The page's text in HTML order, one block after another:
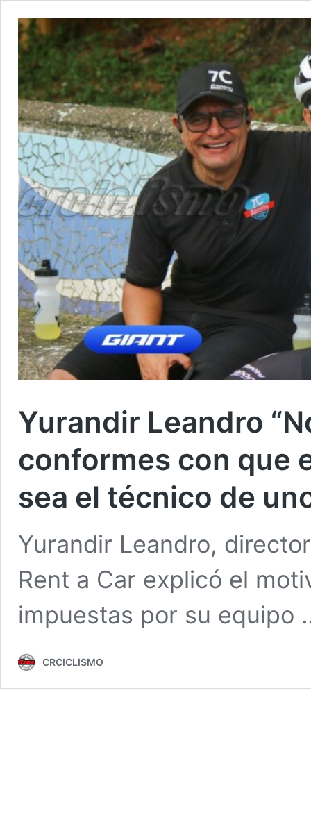
Yurandir Leandro
conformes con que
sea el técnico de
Yurandir Leandro,
Rent a Car explicó el
impuestas por su
CRCICLISMO